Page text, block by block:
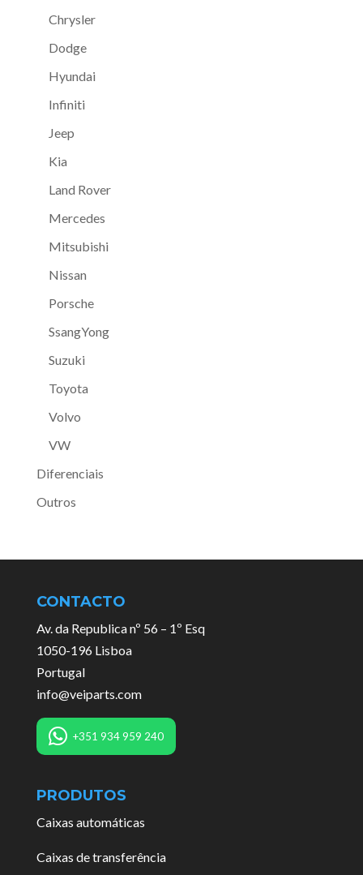
Chrysler
Dodge
Hyundai
Infiniti
Jeep
Kia
Land Rover
Mercedes
Mitsubishi
Nissan
Porsche
SsangYong
Suzuki
Toyota
Volvo
VW
Diferenciais
Outros
CONTACTO
Av. da Republica nº 56 – 1º Esq
1050-196 Lisboa
Portugal
info@veiparts.com
+351 934 959 240
PRODUTOS
Caixas automáticas
Caixas de transferência